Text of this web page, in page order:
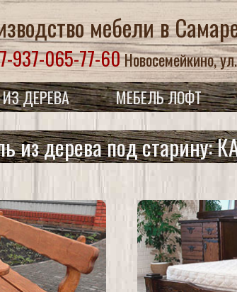
мебели в
937-065-77-60Новосемейкино,
ДЕРЕВА МЕБЕЛЬ ЛОФТ
из дерева под старину: